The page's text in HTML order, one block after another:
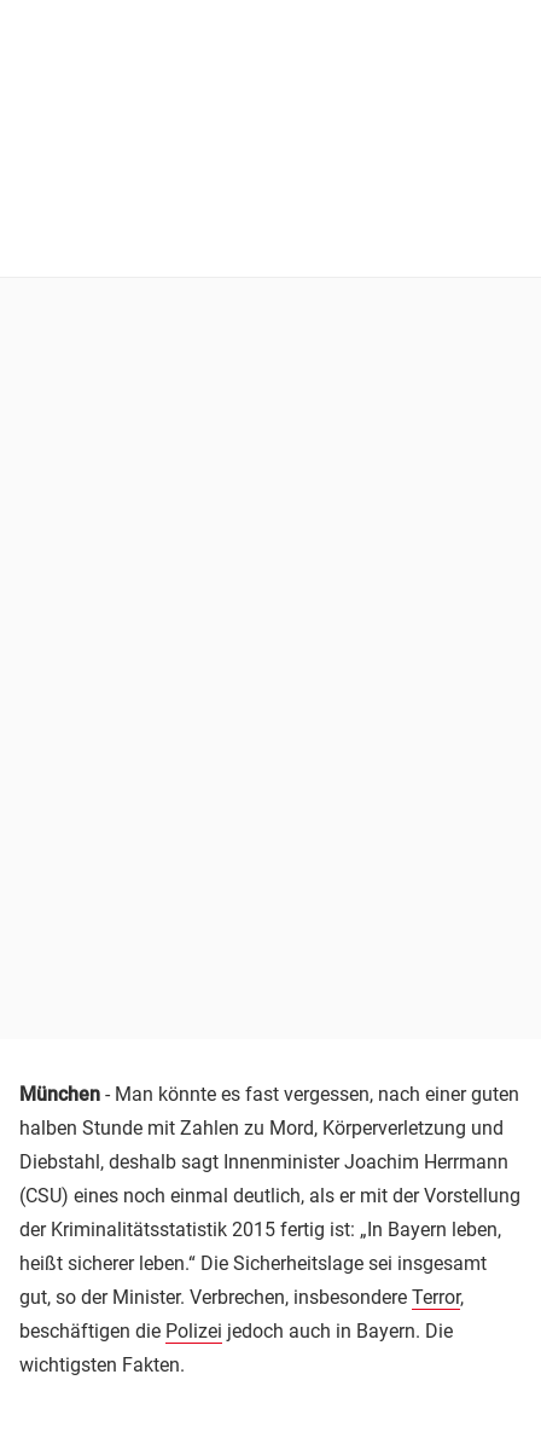
München - Man könnte es fast vergessen, nach einer guten
halben Stunde mit Zahlen zu Mord, Körperverletzung und
Diebstahl, deshalb sagt Innenminister Joachim Herrmann
(CSU) eines noch einmal deutlich, als er mit der Vorstellung
der Kriminalitätsstatistik 2015 fertig ist: „In Bayern leben,
heißt sicherer leben.“ Die Sicherheitslage sei insgesamt
gut, so der Minister. Verbrechen, insbesondere Terror,
beschäftigen die Polizei jedoch auch in Bayern. Die
wichtigsten Fakten.